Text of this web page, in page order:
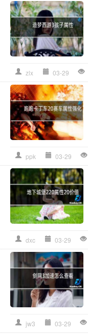
zlx 03-29
ppk 03-29
dxc 03-29
jw3 03-29